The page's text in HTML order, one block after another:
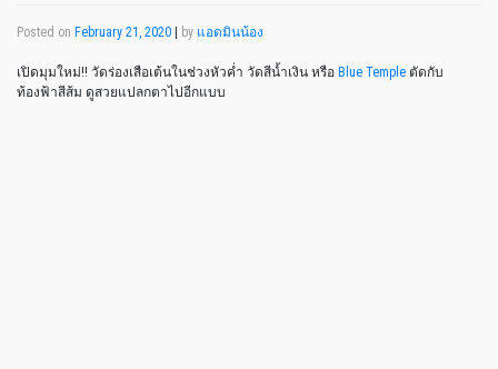
Posted on February 21, 2020 | by แอดมินน้อง
เปิดมุมใหม่!! วัดร่องเสือเต้นในช่วงหัวค่ำ วัดสีน้ำเงิน หรือ Blue Temple ตัดกับ
ท้องฟ้าสีส้ม ดูสวยแปลกตาไปอีกแบบ